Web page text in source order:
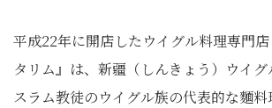
平成22年に開店したウイグル料理専門店
タリム』は、新疆（しんきょう）ウイグ
スラム教徒のウイグル族の代表的な麵料